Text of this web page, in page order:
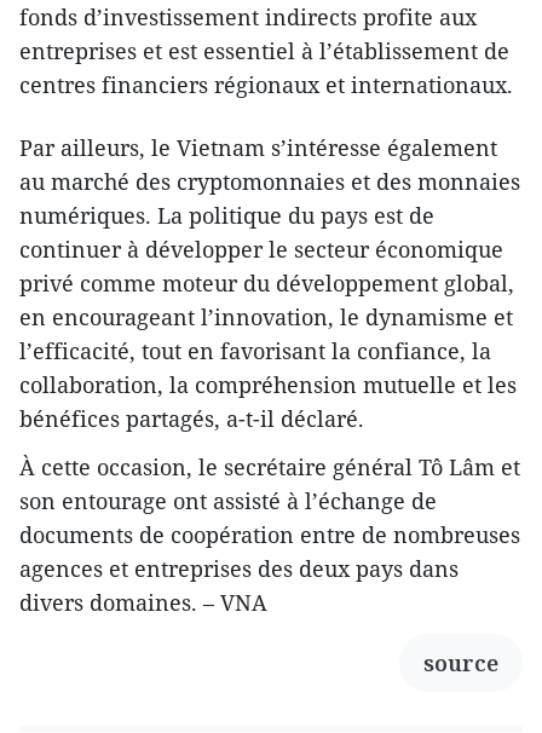
fonds d’investissement indirects profite aux
entreprises et est essentiel à l’établissement de
centres financiers régionaux et internationaux.
Par ailleurs, le Vietnam s’intéresse également
au marché des cryptomonnaies et des monnaies
numériques. La politique du pays est de
continuer à développer le secteur économique
privé comme moteur du développement global,
en encourageant l’innovation, le dynamisme et
l’efficacité, tout en favorisant la confiance, la
collaboration, la compréhension mutuelle et les
bénéfices partagés, a-t-il déclaré.
À cette occasion, le secrétaire général Tô Lâm et
son entourage ont assisté à l’échange de
documents de coopération entre de nombreuses
agences et entreprises des deux pays dans
divers domaines. – VNA
source